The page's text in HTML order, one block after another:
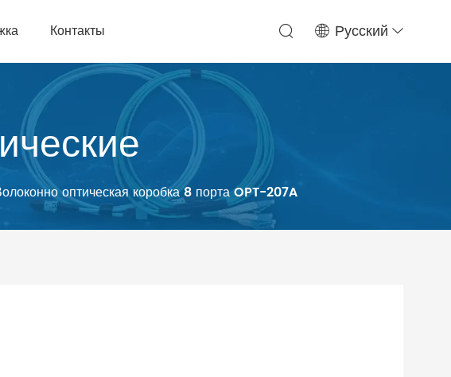
Контакты Русский
оптическая коробка 8 порта OPT-207A